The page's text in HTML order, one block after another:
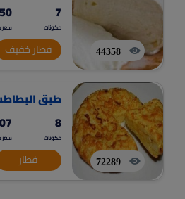
44358
7
مكونات
50
سعر
فطار خفيف
72289
طبق
8
مكونات سعر
فطار